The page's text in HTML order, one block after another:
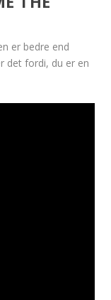
er bedre end
det fordi, du er en